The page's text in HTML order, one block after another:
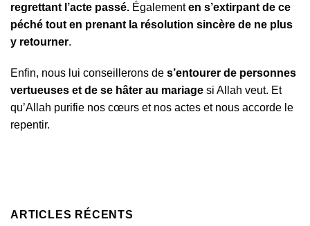
regrettant l’acte passé. Égalementen s’extirpant de ce
péché tout en prenant la résolution sincère de ne plus
y retourner.
Enfin, nous lui conseillerons de s’entourer de personnes
vertueuses et de se hâter au mariage si Allah veut. Et
qu’Allah purifie nos cœurs et nos actes et nous accorde le
repentir.
ARTICLES RÉCENTS